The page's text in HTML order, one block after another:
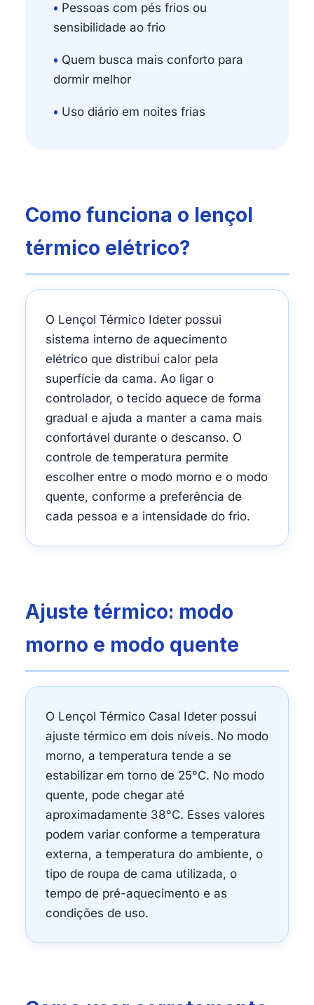
• Pessoas com pés frios ou
sensibilidade ao frio
• Quem busca mais conforto para
dormir melhor
• Uso diário em noites frias
Como funciona o lençol
térmico elétrico?
O Lençol Térmico Ideter possui
sistema interno de aquecimento
elétrico que distribui calor pela
superfície da cama. Ao ligar o
controlador, o tecido aquece de forma
gradual e ajuda a manter a cama mais
confortável durante o descanso. O
controle de temperatura permite
escolher entre o modo morno e o modo
quente, conforme a preferência de
cada pessoa e a intensidade do frio.
Ajuste térmico: modo
morno e modo quente
O Lençol Térmico Casal Ideter possui
ajuste térmico em dois níveis. No modo
morno, a temperatura tende a se
estabilizar em torno de 25°C. No modo
quente, pode chegar até
aproximadamente 38°C. Esses valores
podem variar conforme a temperatura
externa, a temperatura do ambiente, o
tipo de roupa de cama utilizada, o
tempo de pré-aquecimento e as
condições de uso.